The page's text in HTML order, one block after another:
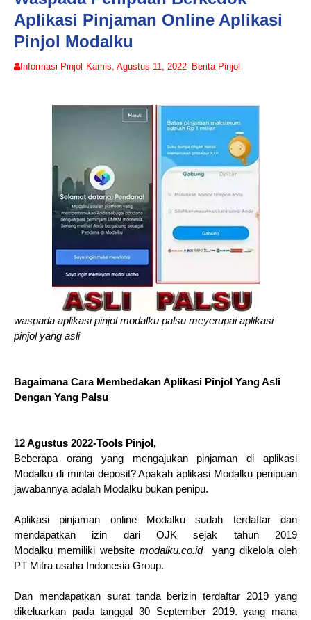
Aplikasi Pinjaman Online Aplikasi
Pinjol Modalku
Informasi Pinjol Kamis, Agustus 11, 2022 Berita Pinjol
waspada aplikasi pinjol modalku palsu meyerupai aplikasi
pinjol yang asli
Bagaimana Cara Membedakan Aplikasi Pinjol Yang Asli
Dengan Yang Palsu
12 Agustus 2022-Tools Pinjol,
Beberapa orang yang mengajukan pinjaman di aplikasi
Modalku di mintai deposit? Apakah aplikasi Modalku penipuan
jawabannya adalah Modalku bukan penipu.
Aplikasi pinjaman online Modalku sudah terdaftar dan
mendapatkan izin dari OJK sejak tahun 2019
Modalku memiliki website modalku.co.idyang dikelola oleh
PT Mitra usaha Indonesia Group.
Dan mendapatkan surat tanda berizin terdaftar 2019 yang
dikeluarkan pada tanggal 30 September 2019. yang mana